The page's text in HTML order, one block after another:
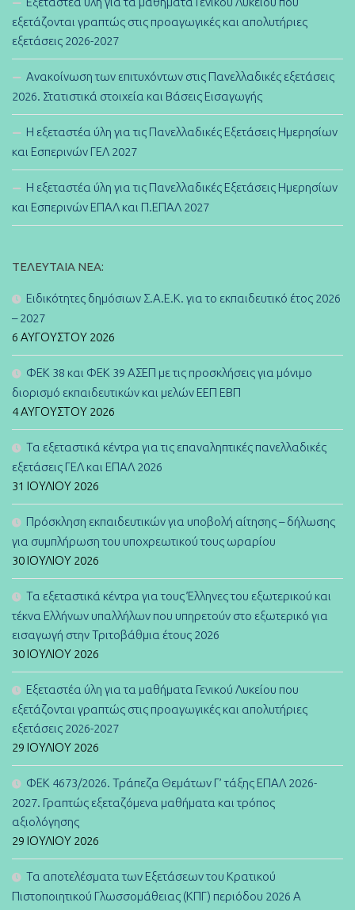
εξετάζονται γραπτώς στις προαγωγικές και απολυτήριες
εξετάσεις 2026-2027
Ανακοίνωση των επιτυχόντων στις Πανελλαδικές εξετάσεις
2026. Στατιστικά στοιχεία και Βάσεις Εισαγωγής
Η εξεταστέα ύλη για τις Πανελλαδικές Εξετάσεις Ημερησίων
και Εσπερινών ΓΕΛ 2027
Η εξεταστέα ύλη για τις Πανελλαδικές Εξετάσεις Ημερησίων
και Εσπερινών ΕΠΑΛ και Π.ΕΠΑΛ 2027
ΤΕΛΕΥΤΑΊΑ ΝΈΑ:
Ειδικότητες δημόσιων Σ.Α.Ε.Κ. για το εκπαιδευτικό έτος 2026
– 2027
6 ΑΥΓΟΎΣΤΟΥ 2026
ΦΕΚ 38 και ΦΕΚ 39 ΑΣΕΠ με τις προσκλήσεις για μόνιμο
διορισμό εκπαιδευτικών και μελών ΕΕΠ ΕΒΠ
4 ΑΥΓΟΎΣΤΟΥ 2026
Τα εξεταστικά κέντρα για τις επαναληπτικές πανελλαδικές
εξετάσεις ΓΕΛ και ΕΠΑΛ 2026
31 ΙΟΥΛΊΟΥ 2026
Πρόσκληση εκπαιδευτικών για υποβολή αίτησης – δήλωσης
για συμπλήρωση του υποχρεωτικού τους ωραρίου
30 ΙΟΥΛΊΟΥ 2026
Τα εξεταστικά κέντρα για τους Έλληνες του εξωτερικού και
τέκνα Ελλήνων υπαλλήλων που υπηρετούν στο εξωτερικό για
εισαγωγή στην Τριτοβάθμια έτους 2026
30 ΙΟΥΛΊΟΥ 2026
Εξεταστέα ύλη για τα μαθήματα Γενικού Λυκείου που
εξετάζονται γραπτώς στις προαγωγικές και απολυτήριες
εξετάσεις 2026-2027
29 ΙΟΥΛΊΟΥ 2026
ΦΕΚ 4673/2026. Τράπεζα Θεμάτων Γ’ τάξης ΕΠΑΛ 2026-
2027. Γραπτώς εξεταζόμενα μαθήματα και τρόπος
αξιολόγησης
29 ΙΟΥΛΊΟΥ 2026
Τα αποτελέσματα των Εξετάσεων του Κρατικού
Πιστοποιητικού Γλωσσομάθειας (ΚΠΓ) περιόδου 2026 Α